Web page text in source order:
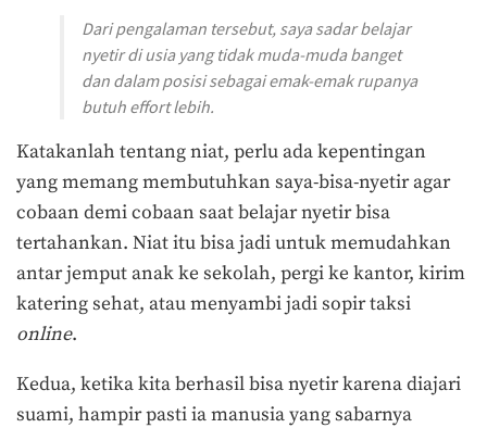
Dari pengalaman tersebut, saya sadar belajar
nyetir di usia yang tidak muda-muda banget
dan dalam posisi sebagai emak-emak rupanya
butuh effortlebih.
Katakanlah tentang niat, perlu ada kepentingan
yang memang membutuhkan saya-bisa-nyetir agar
cobaan demi cobaan saat belajar nyetir bisa
tertahankan. Niat itu bisa jadi untuk memudahkan
antar jemput anak ke sekolah, pergi ke kantor, kirim
katering sehat, atau menyambi jadi sopir taksi
online.
Kedua, ketika kita berhasil bisa nyetir karena diajari
suami, hampir pasti ia manusia yang sabarnya